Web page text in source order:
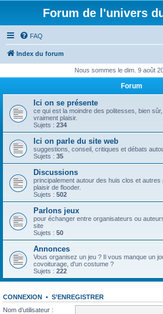
Forum de l'univers
FAQ
Index du forum
Nous sommes le dim. 9 août
Forum
Ici on se présente
ce qui est la moindre des politesses, bien
vraiment plaisir.
Sujets : 234
Ici on parle du site web
suggestions, conseil, critiques et débats
Sujets : 35
Discussions
principalement autour des huis clos et
plaisir de flooder.
Sujets : 502
Parlons jeux
pour échanger entre organisateurs ou
site
Sujets : 50
Annonces
Vous organisez un jeu ? Il vous manque un
covoiturage, d'un costume ?
Sujets : 222
CONNEXION • S’ENREGISTRER
Nom d’utilisateur :